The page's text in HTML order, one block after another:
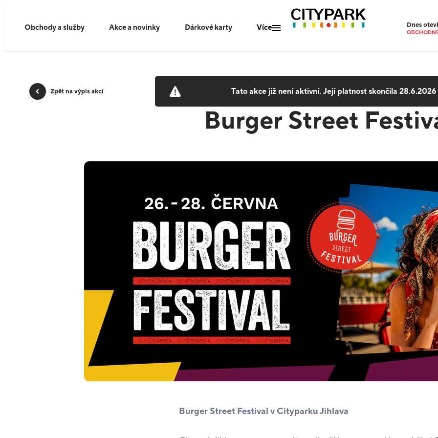
Obchody a služby Akce a novinky Dárkové karty Více
O nás
Kontakty
Dnes
Zpět na výpis akcí Tato akce již není aktivní. Její platnost skončila28.6.2026
Burger Street
Burger Street Festival v Cityparku Jihlava